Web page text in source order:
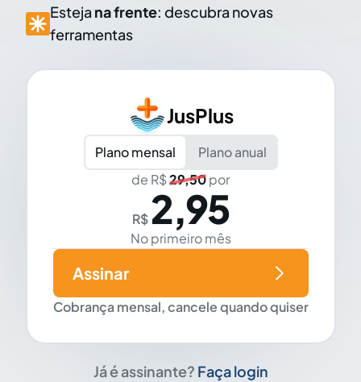
Esteja na frente: descubra novas
ferramentas
JusPlus
Plano mensal
Plano anual
de R$29,50por
R$ 2,95
No primeiro mês
Cobrança mensal, cancele quando quiser
Assinar
Já é assinante? Faça login